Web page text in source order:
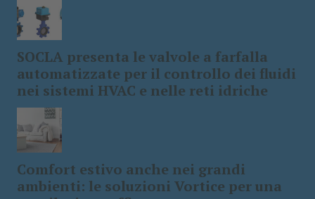
SOCLA presenta le valvole a farfalla
automatizzate per il controllo dei fluidi
nei sistemi HVAC e nelle reti idriche
Comfort estivo anche nei grandi
ambienti: le soluzioni Vortice per una